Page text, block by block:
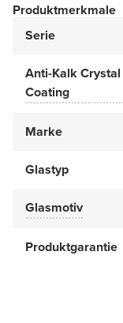
Produktmerkmale
Serie
Anti-Kalk Crystal
Coating
Marke
Glastyp
Glasmotiv
Produktgarantie